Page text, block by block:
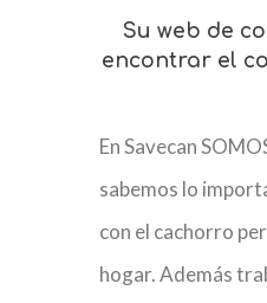
Su web de
encontrar el
En Savecan
sabemos lo
con el cachorro
hogar. Además